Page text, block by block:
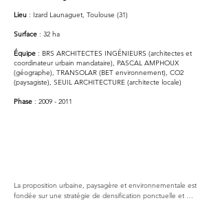
Lieu : Izard Launaguet, Toulouse (31)
Surface : 32 ha
Équipe : BRS ARCHITECTES INGÉNIEURS (architectes et
coordinateur urbain mandataire), PASCAL AMPHOUX
(géographe), TRANSOLAR (BET environnement), CO2
(paysagiste), SEUIL ARCHITECTURE (architecte locale)
Phase : 2009 - 2011
La proposition urbaine, paysagère et environnementale est
fondée sur une stratégie de densification ponctuelle et